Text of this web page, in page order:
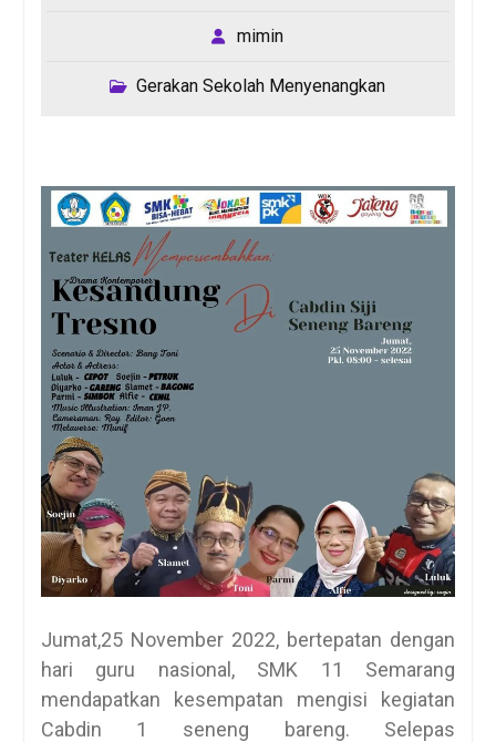
mimin
Gerakan Sekolah Menyenangkan
Jumat,25 November 2022, bertepatan dengan
hari guru nasional, SMK 11 Semarang
mendapatkan kesempatan mengisi kegiatan
Cabdin 1 seneng bareng. Selepas